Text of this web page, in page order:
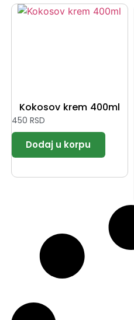
Kokosov krem 400ml
450 RSD